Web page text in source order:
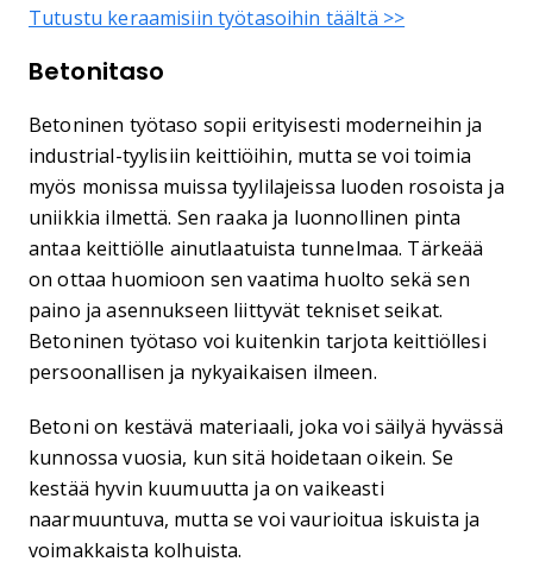
Tutustu keraamisiin työtasoihin täältä >>
Betonitaso
Betoninen työtaso sopii erityisesti moderneihin ja
industrial-tyylisiin keittiöihin, mutta se voi toimia
myös monissa muissa tyylilajeissa luoden rosoista ja
uniikkia ilmettä. Sen raaka ja luonnollinen pinta
antaa keittiölle ainutlaatuista tunnelmaa. Tärkeää
on ottaa huomioon sen vaatima huolto sekä sen
paino ja asennukseen liittyvät tekniset seikat.
Betoninen työtaso voi kuitenkin tarjota keittiöllesi
persoonallisen ja nykyaikaisen ilmeen.
Betoni on kestävä materiaali, joka voi säilyä hyvässä
kunnossa vuosia, kun sitä hoidetaan oikein. Se
kestää hyvin kuumuutta ja on vaikeasti
naarmuuntuva, mutta se voi vaurioitua iskuista ja
voimakkaista kolhuista.